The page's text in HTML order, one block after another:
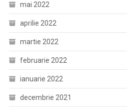
mai 2022
aprilie 2022
martie 2022
februarie 2022
ianuarie 2022
decembrie 2021